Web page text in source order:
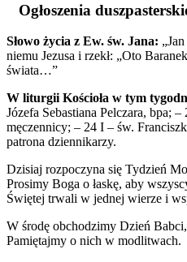
Ogłoszenia
Słowo życia z Ew. św. Jana:
niemu Jezusa i rzekł: „Oto
świata…”
W liturgii Kościoła w tym
Józefa Sebastiana Pelczara, bpa;
męczennicy; – 24 I – św.
patrona dziennikarzy.
Dzisiaj rozpoczyna się Tydzień
Prosimy Boga o łaskę, aby
Świętej trwali w jednej wierze i
W środę obchodzimy Dzień
Pamiętajmy o nich w modlitwach.